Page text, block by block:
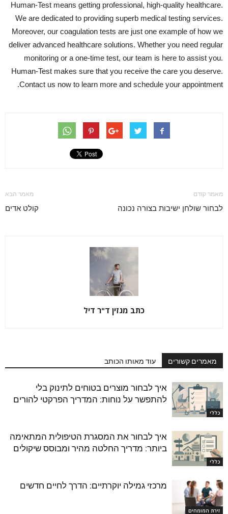
Human-Test means getting professional, high-quality healthcare.
We are dedicated to providing superb medical testing services.
Moreover, our coagulation tests are just one example of how we
deliver advanced healthcare solutions. Whether you need regular
monitoring or a one-time test, our team is here to assist you.
Human-Test makes sure that you receive the care you deserve.
Contact us now to learn more and schedule your appointment.
מאמר קודם
לבחור שולחן ישיבות בצורה נכונה
מאמר הבא
קולט אדים
כתב מגזין ד"ר דיל
מאמרים קשורים עוד מאותו הכותב
כללי
איך לבחור מוצרים בטוחים לתינוק בלי
להתפשר על נוחות: המדריך הפרקטי להורים
כללי
איך לבחור את המסגרת הטיפולית המתאימה
ביותר: מדריך החלטה מהיר ומבוסס שיקולים
זירת המומחים
מרכזי גמילה יוקרתיים: הדרך לחיים חדשים